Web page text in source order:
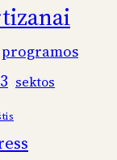
programos
sektos